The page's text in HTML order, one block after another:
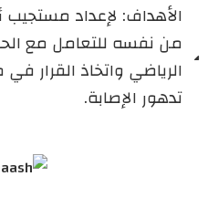
الأهداف: لإعداد
من نفسه للتعامل مع
الرياضي واتخاذ القرار
تدهور الإصابة.